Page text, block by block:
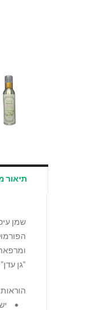
תיאור
שמן
“גן
• יש